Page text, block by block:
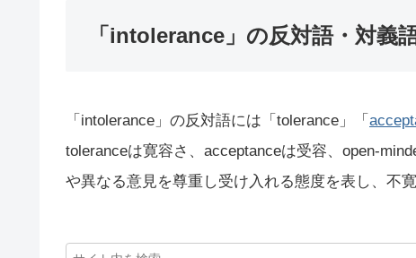
「intolerance」の反対語・対義
「intolerance」の反対語には「tolerance」「
toleranceは寛容さ、acceptanceは受容、open-
や異なる意見を尊重し受け入れる態度を表し、不